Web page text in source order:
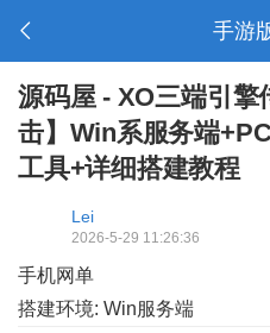
手游
源码屋 - XO三端引擎
击】Win系服务端
工具+详细搭建教程
Lei
2026-5-29 11:26:36
手机网单
搭建环境: Win服务端